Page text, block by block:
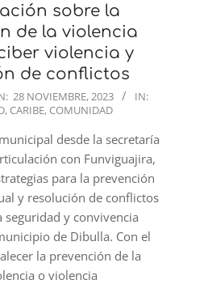
sobre la
de la violencia
violencia y
de conflictos
28 NOVIEMBRE, 2023
IN:
, CARIBE, COMUNIDAD
desde la secretaría
con Funviguajira,
para la prevención
y resolución de conflictos
seguridad y convivencia
de Dibulla. Con el
la prevención de la
o violencia